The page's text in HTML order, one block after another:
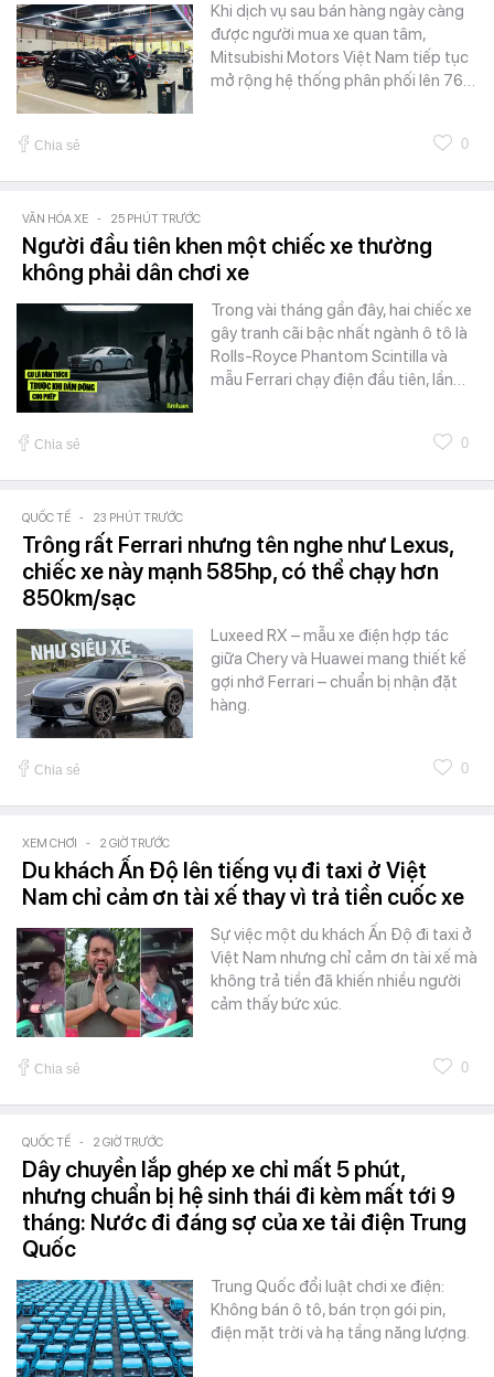
Khi dịch vụ sau bán hàng ngày càng
được người mua xe quan tâm,
Mitsubishi Motors Việt Nam tiếp tục
mở rộng hệ thống phân phối lên 76…
Chia sẻ 0
VĂN HÓA XE - 25 PHÚT TRƯỚC
Người đầu tiên khen một chiếc xe thường
không phải dân chơi xe
Trong vài tháng gần đây, hai chiếc xe
gây tranh cãi bậc nhất ngành ô tô là
Rolls-Royce Phantom Scintilla và
mẫu Ferrari chạy điện đầu tiên, lần…
Chia sẻ 0
QUỐC TẾ - 23 PHÚT TRƯỚC
Trông rất Ferrari nhưng tên nghe như Lexus,
chiếc xe này mạnh 585hp, có thể chạy hơn
850km/sạc
Luxeed RX – mẫu xe điện hợp tác
giữa Chery và Huawei mang thiết kế
gợi nhớ Ferrari – chuẩn bị nhận đặt
hàng.
Chia sẻ 0
XEM CHƠI - 2 GIỜ TRƯỚC
Du khách Ấn Độ lên tiếng vụ đi taxi ở Việt
Nam chỉ cảm ơn tài xế thay vì trả tiền cuốc xe
Sự việc một du khách Ấn Độ đi taxi ở
Việt Nam nhưng chỉ cảm ơn tài xế mà
không trả tiền đã khiến nhiều người
cảm thấy bức xúc.
Chia sẻ 0
QUỐC TẾ - 2 GIỜ TRƯỚC
Dây chuyền lắp ghép xe chỉ mất 5 phút,
nhưng chuẩn bị hệ sinh thái đi kèm mất tới 9
tháng: Nước đi đáng sợ của xe tải điện Trung
Quốc
Trung Quốc đổi luật chơi xe điện:
Không bán ô tô, bán trọn gói pin,
điện mặt trời và hạ tầng năng lượng.